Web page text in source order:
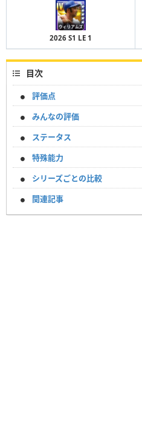
2026 S1 LE 1
目次
評価点
みんなの評価
ステータス
特殊能力
シリーズごとの比較
関連記事